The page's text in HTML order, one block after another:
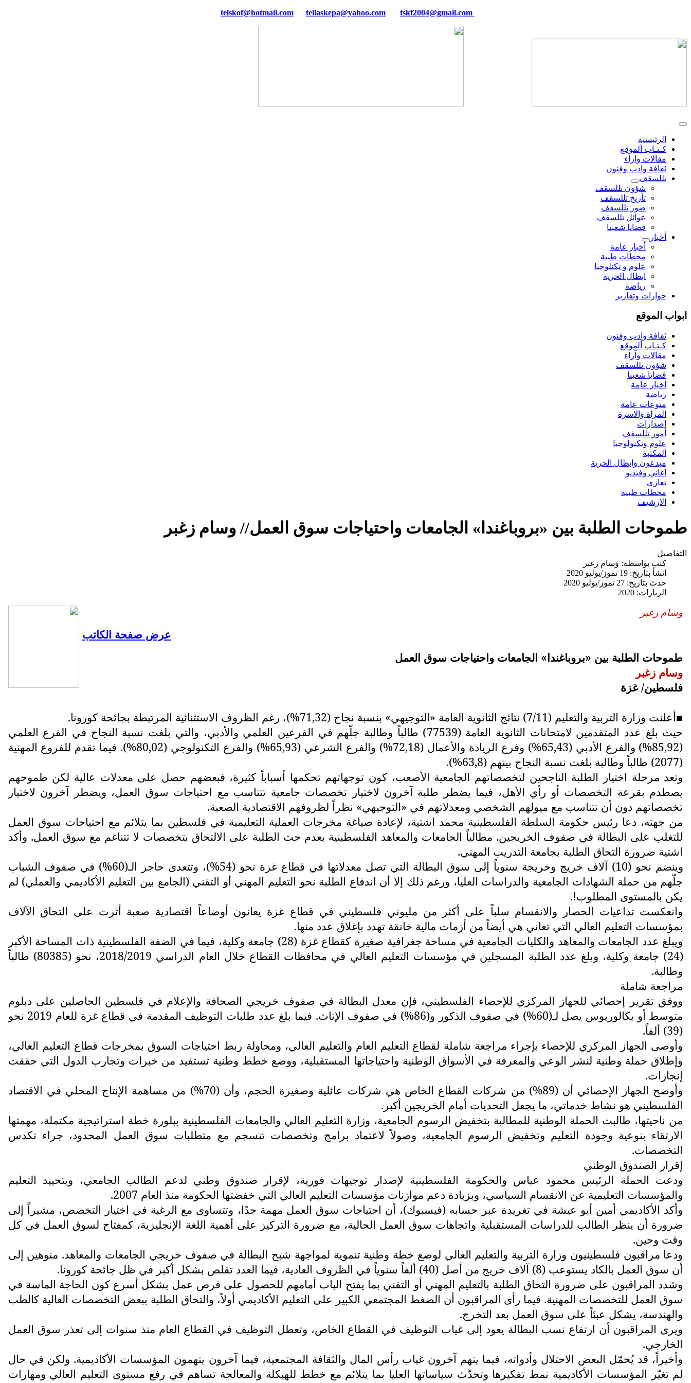
tellaskepa@yahoo.com tskf2004@gmail.com
الرئيسية
كـتـاب ألموقع
مقالات واراء
ثقافة وادب وفنون
تللسقف
شؤون تللسقف
تأريخ تللسقف
صور تللسقف
عوائل تللسقف
قضايا شعبنا
أخبار
أخبار عامة
محطات طبية
علوم و تکنلوجیا
ابطال الحرية
رياضة
حوارات وتقارير
ابواب الموقع
ثقافة وادب وفنون
كـتـاب ألموقع
مقالات وآراء
شؤون تللسقف
قضايا شعبنا
اخبار عامة
رياضة
منوعات عامة
المراة والاسرة
اصدارات
أمور تللسقف
علوم وتكنولوجيا
ألمكتبة
مبدعون وابطال الحرية
اغاني وفيديو
تعازي
محطات طبية
الارشيف
طموحات الطلبة بين «بروباغندا» الجامعات واحتياجات سوق العمل// وسام زغبر
التفاصيل
كتب بواسطة: وسام زغبر
انشأ بتاريخ: 19 تموز/يوليو 2020
حدث بتاريخ: 27 تموز/يوليو 2020
الزيارات: 2020
وسام زغبر
عرض صفحة الكاتب
طموحات الطلبة بين «بروباغندا» الجامعات واحتياجات سوق العمل
وسام زغبر
فلسطين/ غزة
■أعلنت وزارة التربية والتعليم (7/11) نتائج الثانوية العامة «التوجيهي» بنسبة نجاح (71,32%)، رغم الظروف الاستثنائية المرتبطة بجائحة كورونا.
حيث بلغ عدد المتقدمين لامتحانات الثانوية العامة (77539) طالباً وطالبة جلّهم في الفرعين العلمي والأدبي، والتي بلغت نسبة النجاح في الفرع العلمي
(85,92%) والفرع الأدبي (65,43%) وفرع الريادة والأعمال (72,18%) والفرع الشرعي (65,93%) والفرع التكنولوجي (80,02%). فيما تقدم للفروع المهنية
(2077) طالباً وطالبة بلغت نسبة النجاح بينهم (63,8%).
وتعد مرحلة اختيار الطلبة الناجحين لتخصصاتهم الجامعية الأصعب، كون توجهاتهم تحكمها أسباباً كثيرة، فبعضهم حصل على معدلات عالية لكن طموحهم
يصطدم بقرعة التخصصات أو رأي الأهل، فيما يضطر طلبة آخرون لاختيار تخصصات جامعية تتناسب مع احتياجات سوق العمل، ويضطر آخرون لاختيار
تخصصاتهم دون أن تتناسب مع ميولهم الشخصي ومعدلاتهم في «التوجيهي» نظراً لظروفهم الاقتصادية الصعبة.
من جهته، دعا رئيس حكومة السلطة الفلسطينية محمد اشتية، لإعادة صياغة مخرجات العملية التعليمية في فلسطين بما يتلائم مع احتياجات سوق العمل
للتغلب على البطالة في صفوف الخريجين. مطالباً الجامعات والمعاهد الفلسطينية بعدم حث الطلبة على الالتحاق بتخصصات لا تتناغم مع سوق العمل. وأكد
اشتية ضرورة التحاق الطلبة بجامعة التدريب المهني.
وينضم نحو (10) آلاف خريج وخريجة سنوياً إلى سوق البطالة التي تصل معدلاتها في قطاع غزة نحو (54%)، وتتعدى حاجز الـ(60%) في صفوف الشباب
جلّهم من حملة الشهادات الجامعية والدراسات العليا، ورغم ذلك إلا أن اندفاع الطلبة نحو التعليم المهني أو التقني (الجامع بين التعليم الأكاديمي والعملي) لم
يكن بالمستوى المطلوب!.
وانعكست تداعيات الحصار والانقسام سلباً على أكثر من مليوني فلسطيني في قطاع غزة يعانون أوضاعاً اقتصادية صعبة أثرت على التحاق الآلاف
بمؤسسات التعليم العالي التي تعاني هي أيضاً من أزمات مالية خانقة تهدد بإغلاق عدد منها.
ويبلغ عدد الجامعات والمعاهد والكليات الجامعية في مساحة جغرافية صغيرة كقطاع غزة (28) جامعة وكلية، فيما في الضفة الفلسطينية ذات المساحة الأكبر
(24) جامعة وكلية، وبلغ عدد الطلبة المسجلين في مؤسسات التعليم العالي في محافظات القطاع خلال العام الدراسي 2018/2019، نحو (80385) طالباً
وطالبة.
مراجعة شاملة
ووفق تقرير إحصائي للجهاز المركزي للإحصاء الفلسطيني، فإن معدل البطالة في صفوف خريجي الصحافة والإعلام في فلسطين الحاصلين على دبلوم
متوسط أو بكالوريوس يصل لـ(60%) في صفوف الذكور و(86%) في صفوف الإناث. فيما بلغ عدد طلبات التوظيف المقدمة في قطاع غزة للعام 2019 نحو
(39) ألفاً.
وأوصى الجهاز المركزي للإحصاء بإجراء مراجعة شاملة لقطاع التعليم العام والتعليم العالي، ومحاولة ربط احتياجات السوق بمخرجات قطاع التعليم العالي،
وإطلاق حملة وطنية لنشر الوعي والمعرفة في الأسواق الوطنية واحتياجاتها المستقبلية، ووضع خطط وطنية تستفيد من خبرات وتجارب الدول التي حققت
إنجازات.
وأوضح الجهاز الإحصائي أن (89%) من شركات القطاع الخاص هي شركات عائلية وصغيرة الحجم، وأن (70%) من مساهمة الإنتاج المحلي في الاقتصاد
الفلسطيني هو نشاط خدماتي، ما يجعل التحديات أمام الخريجين أكبر.
من ناحيتها، طالبت الحملة الوطنية للمطالبة بتخفيض الرسوم الجامعية، وزارة التعليم العالي والجامعات الفلسطينية ببلورة خطة استراتيجية مكتملة، مهمتها
الارتقاء بنوعية وجودة التعليم وتخفيض الرسوم الجامعية، وصولاً لاعتماد برامج وتخصصات تنسجم مع متطلبات سوق العمل المحدود، جراء تكدس
التخصصات.
إقرار الصندوق الوطني
ودعت الحملة الرئيس محمود عباس والحكومة الفلسطينية لإصدار توجيهات فورية، لإقرار صندوق وطني لدعم الطالب الجامعي، وبتحييد التعليم
والمؤسسات التعليمية عن الانقسام السياسي، وبزيادة دعم موازنات مؤسسات التعليم العالي التي خفضتها الحكومة منذ العام 2007.
وأكد الأكاديمي أمين أبو عيشة في تغريدة عبر حسابه (فيسبوك)، أن احتياجات سوق العمل مهمة جدًا، وتتساوى مع الرغبة في اختيار التخصص، مشيراً إلى
ضرورة أن ينظر الطالب للدراسات المستقبلية واتجاهات سوق العمل الحالية، مع ضرورة التركيز على أهمية اللغة الإنجليزية، كمفتاح لسوق العمل في كل
وقت وحين.
ودعا مراقبون فلسطينيون وزارة التربية والتعليم العالي لوضع خطة وطنية تنموية لمواجهة شبح البطالة في صفوف خريجي الجامعات والمعاهد. منوهين إلى
أن سوق العمل بالكاد يستوعب (8) آلاف خريج من أصل (40) ألفاً سنوياً في الظروف العادية، فيما العدد تقلص بشكل أكبر في ظل جائحة كورونا.
وشدد المراقبون على ضرورة التحاق الطلبة بالتعليم المهني أو التقني بما يفتح الباب أمامهم للحصول على فرص عمل بشكل أسرع كون الحاجة الماسة في
سوق العمل للتخصصات المهنية. فيما رأى المراقبون أن الضغط المجتمعي الكبير على التعليم الأكاديمي أولاً، والتحاق الطلبة ببعض التخصصات العالية كالطب
والهندسة، يشكل عبئاً على سوق العمل بعد التخرج.
ويرى المراقبون أن ارتفاع نسب البطالة يعود إلى غياب التوظيف في القطاع الخاص، وتعطل التوظيف في القطاع العام منذ سنوات إلى تعذر سوق العمل
الخارجي.
وأخيراً، قد يُحمّل البعض الاحتلال وأدواته، فيما يتهم آخرون غياب رأس المال والثقافة المجتمعية، فيما آخرون يتهمون المؤسسات الأكاديمية. ولكن في حال
لم تغيّر المؤسسات الأكاديمية نمط تفكيرها وتحدّث سياساتها العليا بما يتلائم مع خطط للهيكلة والمعالجة تساهم في رفع مستوى التعليم العالي ومهارات